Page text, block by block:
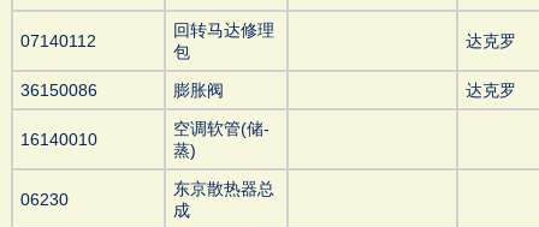
07140112
回转马达修理
包
达克罗
36150086 膨胀阀 达克罗
16140010
空调软管(储-
蒸)
06230
东京散热器总
成